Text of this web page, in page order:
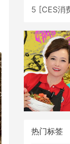
5 [CES消
热门标签